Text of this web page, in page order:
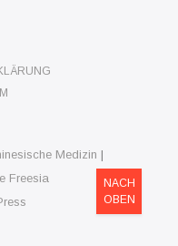
Medizin |
Freesia
NACH
OBEN